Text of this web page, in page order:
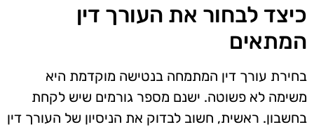
כיצד לבחור את העורך דין
המתאים
בחירת עורך דין המתמחה בנטישה מוקדמת היא
משימה לא פשוטה. ישנם מספר גורמים שיש לקחת
בחשבון. ראשית, חשוב לבדוק את הניסיון של העורך דין